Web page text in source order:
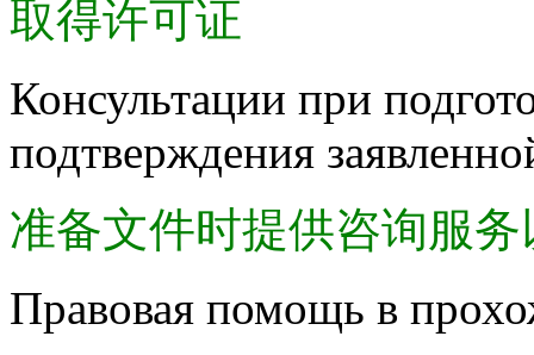
取得许可证
Консультации при
подтверждения
准备文件时提供咨询服
Правовая помощь в